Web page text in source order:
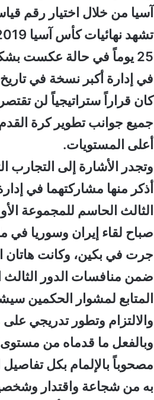
آسيا من خلال اختيار رقم قياسي بلغ 16 حكماً لإدارة
25 يوماً في حالة عكست
في إدارة أكبر نسخة في
كان قراراً ستراتيجياً لن
جميع جوانب تطوير كرة
أعلى المستويات.
وتجدر الأشارة إلى التجارب
أذكر منها مشاركتهما في
صباح لقاء إيران وسوريا في
جرت في بكين، وكانت هاتان
ضمن منافسات الدور الثالث
المتابع لمشوار الحكمين
والالتزام وتطور تدريجي
وبالفعل ما قدماه من مستوى
مصحوباً بالإلمام بكل
به من شجاعة واقتدار